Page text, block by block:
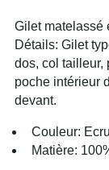
Gilet matelassé
Détails: Gilet
dos, col tailleur,
poche intérieur
devant.
Couleur: Ecru
Matière: